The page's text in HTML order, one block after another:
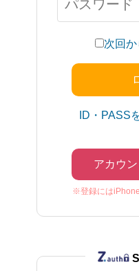
次回か
ID・PASS
アカウン
※登録には